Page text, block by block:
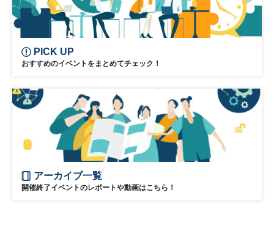
PICK UP
おすすめのイベントをまとめてチェック！
アーカイブ一覧
開催終了イベントのレポートや動画はこちら！